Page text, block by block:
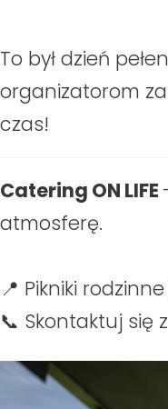
To był dzień
organizatorom
czas!
Catering ON LIFE
atmosferę.
📍 Pikniki
📞 Skontaktuj